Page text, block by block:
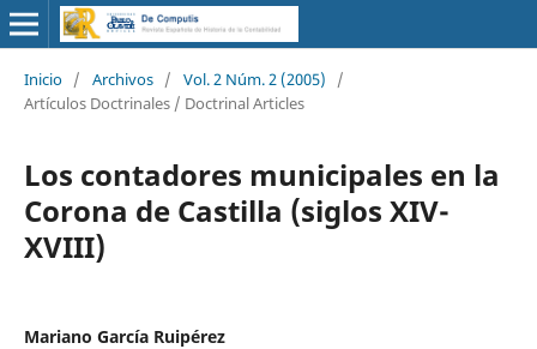
Inicio / Archivos / Vol. 2 Núm. 2 (2005)
/
Artículos Doctrinales / Doctrinal Articles
Los contadores municipales en la
Corona de Castilla (siglos XIV-
XVIII)
Mariano García Ruipérez